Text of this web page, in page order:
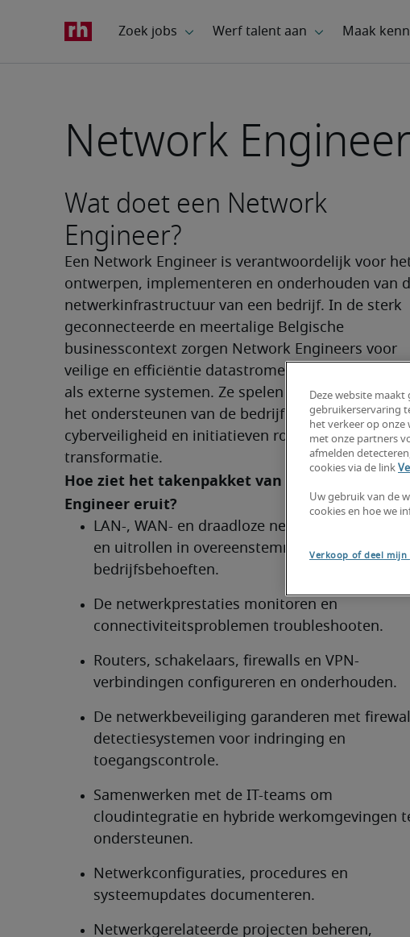
Network
Wat doet een Network
Engineer?
Een Network Engineer is verantwoordelijk voor
ontwerpen, implementeren en onderhouden van
netwerkinfrastructuur van een bedrijf. In de sterk
geconnecteerde en meertalige Belgische
businesscontext zorgen Network Engineers voor
veilige en efficiëntie datastromen in zowel interne
als externe systemen. Ze spelen een cruciale rol in
het ondersteunen van de bedrijfsactiviteiten,
cyberveiligheid en initiatieven rond digitale
transformatie.
Hoe ziet het takenpakket van een Network
LAN-, WAN- en draadloze netwerken
en uitrollen in overeenstemming met de
bedrijfsbehoeften.
De netwerkprestaties monitoren en
connectiviteitsproblemen troubleshooten.
Routers, schakelaars, firewalls en VPN-
verbindingen configureren en onderhouden.
De netwerkbeveiliging garanderen met
detectiesystemen voor indringing en
toegangscontrole.
Samenwerken met de IT-teams om
cloudintegratie en hybride werkomgevingen
ondersteunen.
Netwerkconfiguraties, procedures en
systeemupdates documenteren.
Netwerkgerelateerde projecten beheren,
Deze website
gebruikerservaring
het verkeer op onze
met onze partners
afmelden
cookies via de link
Uw gebruik van de
cookies en hoe we
Verkoop of deel mijn